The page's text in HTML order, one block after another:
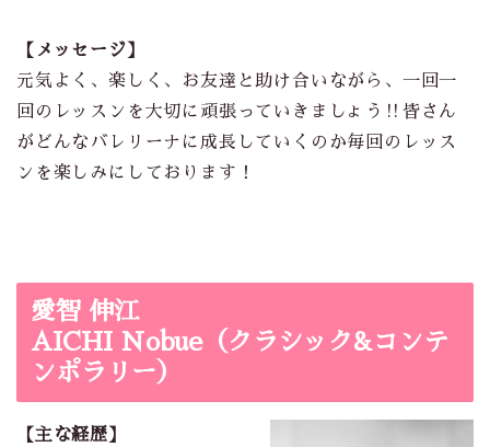
【メッセージ】
元気よく、楽しく、お友達と助け合いながら、一回一
回のレッスンを大切に頑張っていきましょう‼︎皆さん
がどんなバレリーナに成長していくのか毎回のレッス
ンを楽しみにしております！
愛智 伸江
AICHI Nobue（クラシック&コンテ
ンポラリー）
【主な経歴】